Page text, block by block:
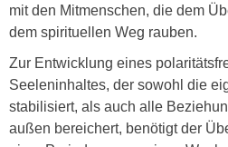
mit den Mitmenschen, die dem
dem spirituellen Weg rauben.
Zur Entwicklung eines
Seeleninhaltes, der sowohl die
stabilisiert, als auch alle
außen bereichert, benötigt der